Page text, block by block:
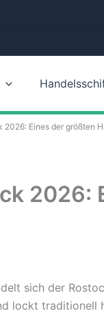
2026: Eines der größten
sich der
lockt traditionell